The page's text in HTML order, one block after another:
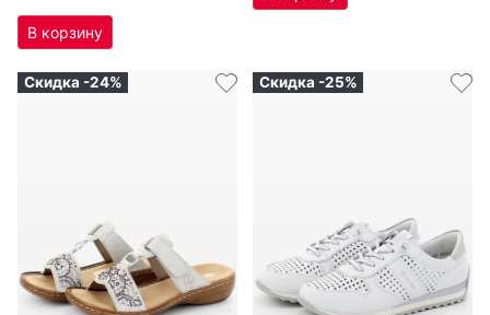
Скидка -24% Скидка -25%